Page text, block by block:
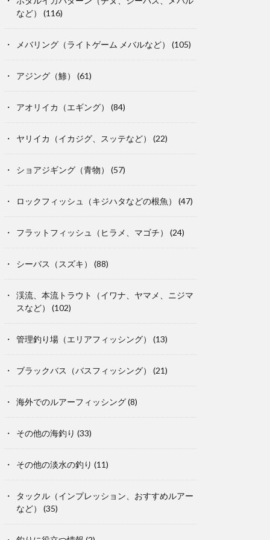
など）
(116)
メバリング（ライトゲーム メバルなど） (105)
アジング（鯵） (61)
アオリイカ（エギング） (84)
ヤリイカ（イカジグ、スッテなど） (22)
ショアジギング（青物） (57)
ロックフィッシュ（キジハタなどの根魚） (47)
フラットフィッシュ（ヒラメ、マゴチ） (24)
シーバス（スズキ） (88)
渓流、本流トラウト（イワナ、ヤマメ、ニジマ
スなど）
(102)
管理釣り場（エリアフィッシング） (13)
ブラックバス（バスフィッシング） (21)
海外でのルアーフィッシング(8)
その他の海釣り (33)
その他の淡水の釣り (11)
タックル（インプレッション、おすすめルアー
など）
(35)